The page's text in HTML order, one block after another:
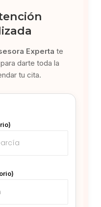
Experta te
darte toda la
tu cita.